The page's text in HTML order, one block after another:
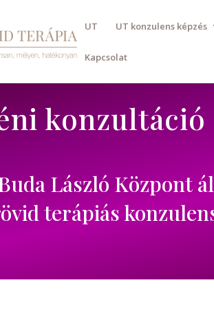
UT UT konzulens képzés
Kapcsolat
konzultáció
László Központ
terápiás